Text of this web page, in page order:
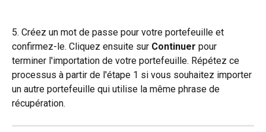
5. Créez un mot de passe pour votre portefeuille et
confirmez-le. Cliquez ensuite sur Continuer pour
terminer l'importation de votre portefeuille. Répétez ce
processus à partir de l'étape 1 si vous souhaitez importer
un autre portefeuille qui utilise la même phrase de
récupération.